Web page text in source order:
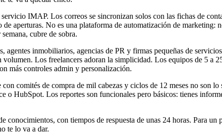
IMAP. Los correos se sincronizan solos con las fichas de
aperturas. No es una plataforma de automatización de marketing:
cubre de sobra.
inmobiliarios, agencias de PR y firmas pequeñas de
volumen. Los freelancers adoran la simplicidad. Los equipos de 5 a
más controles admin y personalización.
comités de compra de mil cabezas y ciclos de 12 meses no son
o HubSpot. Los reportes son funcionales pero básicos: tienes
con tiempos de respuesta de unas 24 horas. Para
te lo va a dar.